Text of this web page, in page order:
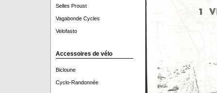
Selles Proust
Vagabonde Cycles
Velofasto
Accessoires de vélo
Bicloune
Cyclo-Randonnée